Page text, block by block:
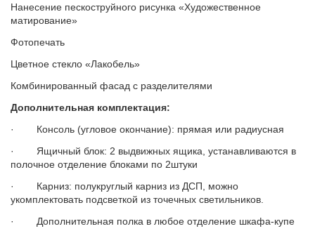
Нанесение пескоструйного рисунка «Художественное
матирование»
Фотопечать
Цветное стекло «Лакобель»
Комбинированный фасад с разделителями
Дополнительная комплектация:
· Консоль (угловое окончание): прямая или радиусная
· Ящичный блок: 2 выдвижных ящика, устанавливаются в
полочное отделение блоками по 2штуки
· Карниз: полукруглый карниз из ДСП, можно
укомплектовать подсветкой из точечных светильников.
· Дополнительная полка в любое отделение шкафа-купе